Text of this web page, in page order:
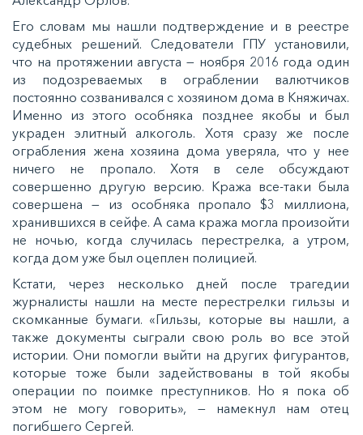
Его словам мы нашли подтверждение и в реестре
судебных решений. Следователи ГПУ установили,
что на протяжении августа — ноября 2016 года один
из подозреваемых в ограблении валютчиков
постоянно созванивался с хозяином дома в Княжичах.
Именно из этого особняка позднее якобы и был
украден элитный алкоголь. Хотя сразу же после
ограбления жена хозяина дома уверяла, что у нее
ничего не пропало. Хотя в селе обсуждают
совершенно другую версию. Кража все-таки была
совершена — из особняка пропало $3 миллиона,
хранившихся в сейфе. А сама кража могла произойти
не ночью, когда случилась перестрелка, а утром,
когда дом уже был оцеплен полицией.
Кстати, через несколько дней после трагедии
журналисты нашли на месте перестрелки гильзы и
скомканные бумаги. «Гильзы, которые вы нашли, а
также документы сыграли свою роль во все этой
истории. Они помогли выйти на других фигурантов,
которые тоже были задействованы в той якобы
операции по поимке преступников. Но я пока об
этом не могу говорить», — намекнул нам отец
погибшего Сергей.